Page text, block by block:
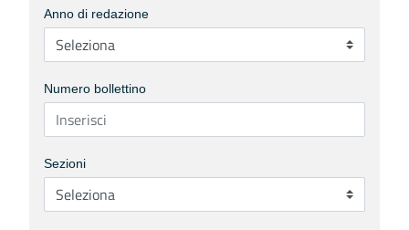
Anno di redazione
Numero bollettino
Sezioni